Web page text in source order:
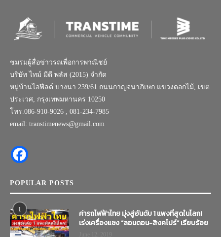
ชมรมผู้สื่อข่าวรถเพื่อการพาณิชย์
บริษัท ไทม์ มีดี พลัส (2015) จำกัด
หมู่บ้านไอฟีลด์ บางนา 239/61 ถนนกาญจนาภิเษก แขวงดอกไม้, เขต
ประเวศ, กรุงเทพมหานคร 10250
โทร.086-910-9026 , 081-234-7985
email: transtimenews@gmail.com
POPULAR POSTS
1
ค่ารถไฟฟ้าไทย มุ่งสู่อันดับ 1 แพงที่สุดในโลก!
เร่งเครื่องแซง “ลอนดอน-สิงคโปร์” เรียบร้อย